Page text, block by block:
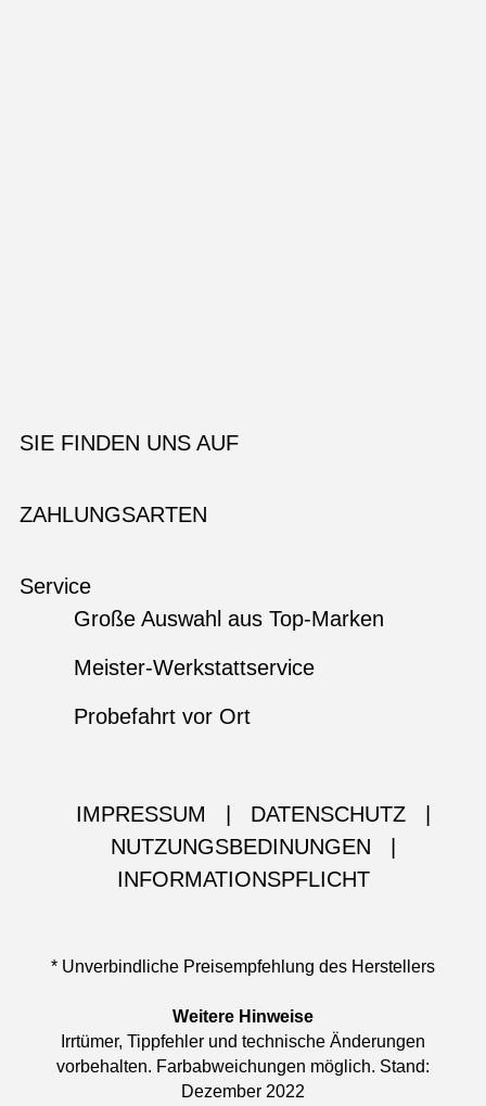
SIE FINDEN UNS AUF
ZAHLUNGSARTEN
Service
Große Auswahl aus Top-Marken
Meister-Werkstattservice
Probefahrt vor Ort
IMPRESSUM DATENSCHUTZ
NUTZUNGSBEDINUNGEN
INFORMATIONSPFLICHT
* Unverbindliche Preisempfehlung des Herstellers
Weitere Hinweise
Irrtümer, Tippfehler und technische Änderungen
vorbehalten. Farbabweichungen möglich. Stand:
Dezember 2022